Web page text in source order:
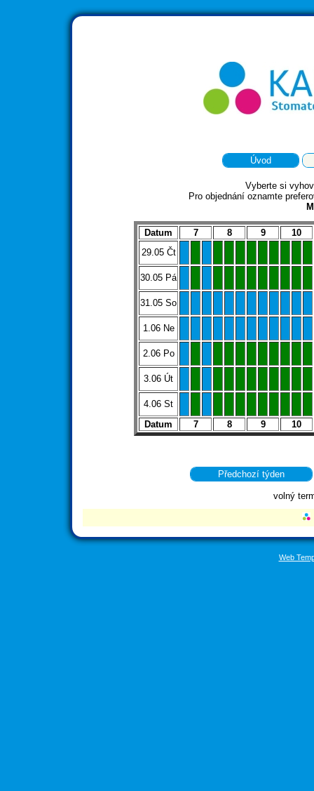
Úvod
Vyberte si
Pro objednání oznamte
Datum 7 8 9
10
29.05 Čt
30.05 Pá
31.05 So
1.06 Ne
2.06 Po
3.06 Út
4.06 St
Datum
7 8 9 10
Předchozí týden
volný
Web